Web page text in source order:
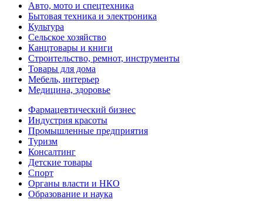
Авто, мото и спецтехника
Бытовая техника и электроника
Культура
Сельское хозяйство
Канцтовары и книги
Строительство, ремнот, инструменты
Товары для дома
Мебель, интерьер
Медицина, здоровье
Фармацевтический бизнес
Индустрия красоты
Промышленные предприятия
Туризм
Консалтинг
Детские товары
Спорт
Органы власти и НКО
Образование и наука